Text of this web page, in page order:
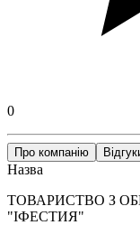
0
Про компанію
Назва
ТОВАРИСТВО З
"ІФЕСТИЯ"